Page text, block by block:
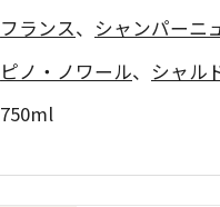
フランス、 シャンパーニ
ピノ・ノワール、 シャル
750ml